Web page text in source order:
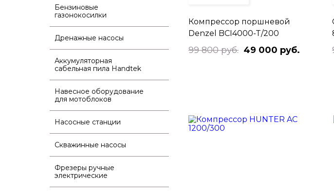
Бензиновые
газонокосилки
Дренажные насосы
Аккумуляторная
сабельная пила Handtek
Навесное оборудование
для мотоблоков
Насосные станции
Скважинные насосы
Фрезеры ручные
электрические
Компрессор поршневой
Denzel BCI4000-T/200
99 800 руб. 49 000 руб.